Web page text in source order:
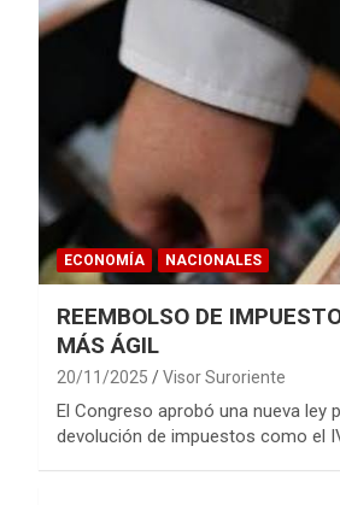
ECONOMÍA NACIONALES
REEMBOLSO DE
MÁS ÁGIL
20/11/2025 Visor Suroriente
El Congreso aprobó una nueva ley
devolución de impuestos como el